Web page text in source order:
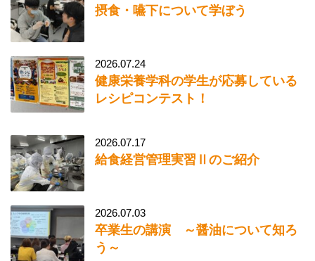
摂食・嚥下について学ぼう
2026.07.24
健康栄養学科の学生が応募している
レシピコンテスト！
2026.07.17
給食経営管理実習Ⅱのご紹介
2026.07.03
卒業生の講演 ～醤油について知ろ
う～